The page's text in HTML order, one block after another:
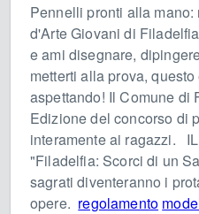
Pennelli pronti alla
d'Arte Giovani di
e ami disegnare,
metterti alla prova,
aspettando! Il Comune di
Edizione del concorso di
interamente ai ragazzi.
"Filadelfia: Scorci di un
sagrati diventeranno i
opere. regolamento